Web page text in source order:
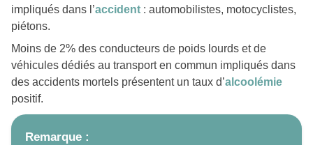
impliqués dans l’accident : automobilistes, motocyclistes,
piétons.
Moins de 2% des conducteurs de poids lourds et de
véhicules dédiés au transport en commun impliqués dans
des accidents mortels présentent un taux d’alcoolémie
positif.
Remarque :